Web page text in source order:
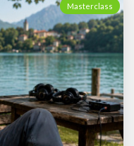
Masterclass